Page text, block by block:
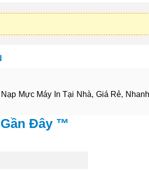
Mực Máy In Tại Nhà, Giá Rẻ,
Gần Đây ™